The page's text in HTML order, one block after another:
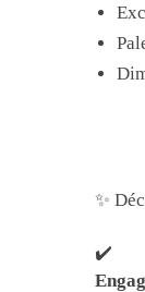
✨
✔️